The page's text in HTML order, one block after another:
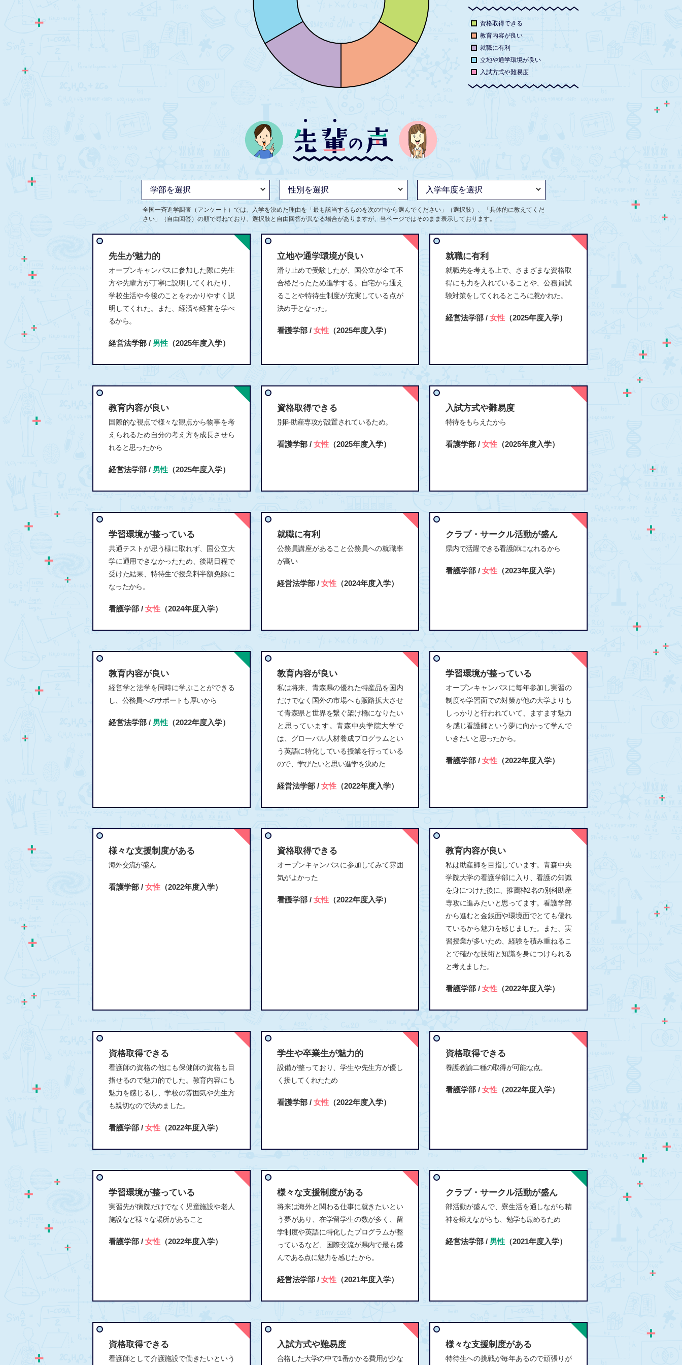
資格取得できる
教育内容が良い
就職に有利
立地や通学環境が良い
入試方式や難易度
全国一斉進学調査（アンケート）では、入学を決めた理由を「最も該当するものを次の中から選んでください」（選択肢）、「具体的に教えてくだ
さい」（自由回答）の順で尋ねており、選択肢と自由回答が異なる場合がありますが、当ページではそのまま表示しております。
先生が魅力的
オープンキャンパスに参加した際に先生
方や先輩方が丁寧に説明してくれたり、
学校生活や今後のことをわかりやすく説
明してくれた。また、経済や経営を学べ
るから。
経営法学部 / 男性 （2025年度入学）
立地や通学環境が良い
滑り止めで受験したが、国公立が全て不
合格だったため進学する。自宅から通え
ることや特待生制度が充実している点が
決め手となった。
看護学部 / 女性 （2025年度入学）
就職に有利
就職先を考える上で、さまざまな資格取
得にも力を入れていることや、公務員試
験対策をしてくれるところに惹かれた。
経営法学部 / 女性 （2025年度入学）
教育内容が良い
国際的な視点で様々な観点から物事を考
えられるため自分の考え方を成長させら
れると思ったから
経営法学部 / 男性 （2025年度入学）
資格取得できる
別科助産専攻が設置されているため。
看護学部 / 女性 （2025年度入学）
入試方式や難易度
特待をもらえたから
看護学部 / 女性 （2025年度入学）
学習環境が整っている
共通テストが思う様に取れず、国公立大
学に通用できなかったため、後期日程で
受けた結果、特待生で授業料半額免除に
なったから。
看護学部 / 女性 （2024年度入学）
就職に有利
公務員講座があること公務員への就職率
が高い
経営法学部 / 女性 （2024年度入学）
クラブ・サークル活動が盛ん
県内で活躍できる看護師になれるから
看護学部 / 女性 （2023年度入学）
教育内容が良い
経営学と法学を同時に学ぶことができる
し、公務員へのサポートも厚いから
経営法学部 / 男性 （2022年度入学）
教育内容が良い
私は将来、青森県の優れた特産品を国内
だけでなく国外の市場へも販路拡大させ
て青森県と世界を繋ぐ架け橋になりたい
と思っています。青森中央学院大学で
は、グローバル人材養成プログラムとい
う英語に特化している授業を行っている
ので、学びたいと思い進学を決めた
経営法学部 / 女性 （2022年度入学）
学習環境が整っている
オープンキャンパスに毎年参加し実習の
制度や学習面での対策が他の大学よりも
しっかりと行われていて、ますます魅力
を感じ看護師という夢に向かって学んで
いきたいと思ったから。
看護学部 / 女性 （2022年度入学）
様々な支援制度がある
海外交流が盛ん
看護学部 / 女性 （2022年度入学）
資格取得できる
オープンキャンパスに参加してみて雰囲
気がよかった
看護学部 / 女性 （2022年度入学）
教育内容が良い
私は助産師を目指しています。青森中央
学院大学の看護学部に入り、看護の知識
を身につけた後に、推薦枠2名の別科助産
専攻に進みたいと思ってます。看護学部
から進むと金銭面や環境面でとても優れ
ているから魅力を感じました。また、実
習授業が多いため、経験を積み重ねるこ
とで確かな技術と知識を身につけられる
と考えました。
看護学部 / 女性 （2022年度入学）
資格取得できる
看護師の資格の他にも保健師の資格も目
指せるので魅力的でした。教育内容にも
魅力を感じるし、学校の雰囲気や先生方
も親切なので決めました。
看護学部 / 女性 （2022年度入学）
学生や卒業生が魅力的
設備が整っており、学生や先生方が優し
く接してくれたため
看護学部 / 女性 （2022年度入学）
資格取得できる
養護教諭二種の取得が可能な点。
看護学部 / 女性 （2022年度入学）
学習環境が整っている
実習先が病院だけでなく児童施設や老人
施設など様々な場所があること
看護学部 / 女性 （2022年度入学）
様々な支援制度がある
将来は海外と関わる仕事に就きたいとい
う夢があり、在学留学生の数が多く、留
学制度や英語に特化したプログラムが整
っているなど、国際交流が県内で最も盛
んである点に魅力を感じたから。
経営法学部 / 女性 （2021年度入学）
クラブ・サークル活動が盛ん
部活動が盛んで、寮生活を通しながら精
神を鍛えながらも、勉学も励めるため
経営法学部 / 男性 （2021年度入学）
資格取得できる
看護師として介護施設で働きたいという
入試方式や難易度
合格した大学の中で1番かかる費用が少な
様々な支援制度がある
特待生への挑戦が毎年あるので頑張りが